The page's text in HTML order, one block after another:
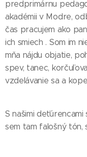
predprimárnu
akadémii v Modre,
čas pracujem ako
ich smiech . Som im
mňa nájdu objatie,
spev, tanec,
vzdelávanie sa a
S našimi
sem tam falošný tón,